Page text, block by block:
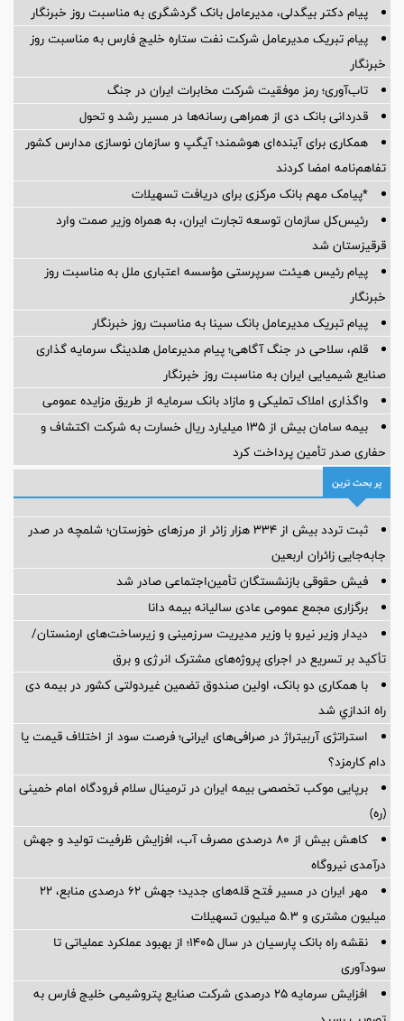
پیام دکتر بیگدلی، مدیرعامل بانک گردشگری به مناسبت روز خبرنگار
پیام تبریک مدیرعامل شرکت نفت ستاره خلیج فارس به مناسبت روز
خبرنگار
تاب‌آوری؛ رمز موفقیت شرکت مخابرات ایران در جنگ
قدردانی بانک دی از همراهی رسانه‌ها در مسیر رشد و تحول
همکاری برای آینده‌ای هوشمند؛ آیگپ و سازمان نوسازی مدارس کشور
تفاهم‌نامه امضا کردند
*پیامک مهم بانک مرکزی برای دریافت تسهیلات
رئیس‌کل سازمان توسعه تجارت ایران، به همراه وزیر صمت وارد
قرقیزستان شد
پیام رئیس هیئت سرپرستی مؤسسه اعتباری ملل به مناسبت روز
خبرنگار
پیام تبریک مدیرعامل بانک سینا به مناسبت روز خبرنگار
قلم، سلاحی در جنگ آگاهی؛ پیام مدیرعامل هلدینگ سرمایه گذاری
صنایع شیمیایی ایران به مناسبت روز خبرنگار
واگذاری املاک تملیکی و مازاد بانک سرمایه از طریق مزایده عمومی
بیمه سامان بیش از ۱۳۵ میلیارد ریال خسارت به شرکت اکتشاف و
حفاری صدر تأمین پرداخت کرد
پر بحث ترین
ثبت تردد بیش از ۳۳۴ هزار زائر از مرزهای خوزستان؛ شلمچه در صدر
جابه‌جایی زائران اربعین
فیش حقوقی بازنشستگان تأمین‌اجتماعی صادر شد
برگزاری مجمع عمومی عادی سالیانه بیمه دانا
دیدار وزیر نیرو با وزیر مدیریت سرزمینی و زیرساخت‌های ارمنستان/
تأکید بر تسریع در اجرای پروژه‌های مشترک انرژی و برق
با همکاری دو بانک، اولین صندوق تضمین غیردولتی کشور در بیمه دی
راه اندازي شد
استراتژی آربیتراژ در صرافی‌های ایرانی؛ فرصت سود از اختلاف قیمت یا
دام کارمزد؟
برپایی موکب تخصصی بیمه ایران در ترمینال سلام فرودگاه امام خمینی
(ره)
کاهش بیش از ۸۰ درصدی مصرف آب، افزایش ظرفیت تولید و جهش
درآمدی نیروگاه
مهر ایران در مسیر فتح قله‌های جدید؛ جهش ۶۲ درصدی منابع، ۲۲
میلیون مشتری و ۵.۳ میلیون تسهیلات
نقشه راه بانک پارسیان در سال ۱۴۰۵؛ از بهبود عملکرد عملیاتی تا
سودآوری
افزایش سرمایه ۲۵ درصدی شرکت صنایع پتروشیمی خلیج فارس به